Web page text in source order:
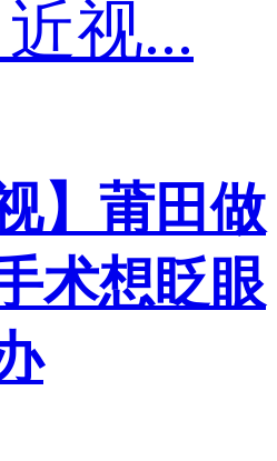
视...
】 莆田做
术想眨眼